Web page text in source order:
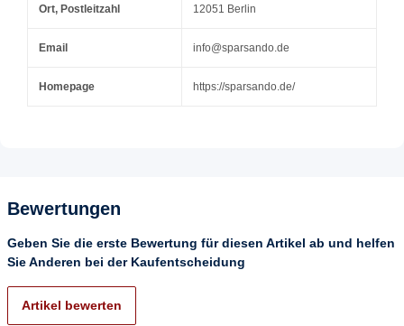
Ort, Postleitzahl 12051 Berlin
Email info@sparsando.de
Homepage https://sparsando.de/
Bewertungen
Geben Sie die erste Bewertung für diesen Artikel ab und helfen
Sie Anderen bei der Kaufentscheidung
Artikel bewerten